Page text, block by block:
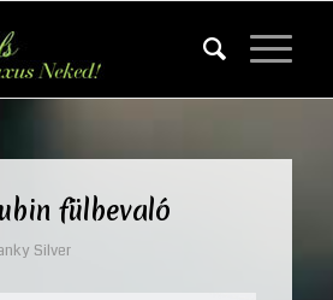
fülbevaló
Silver